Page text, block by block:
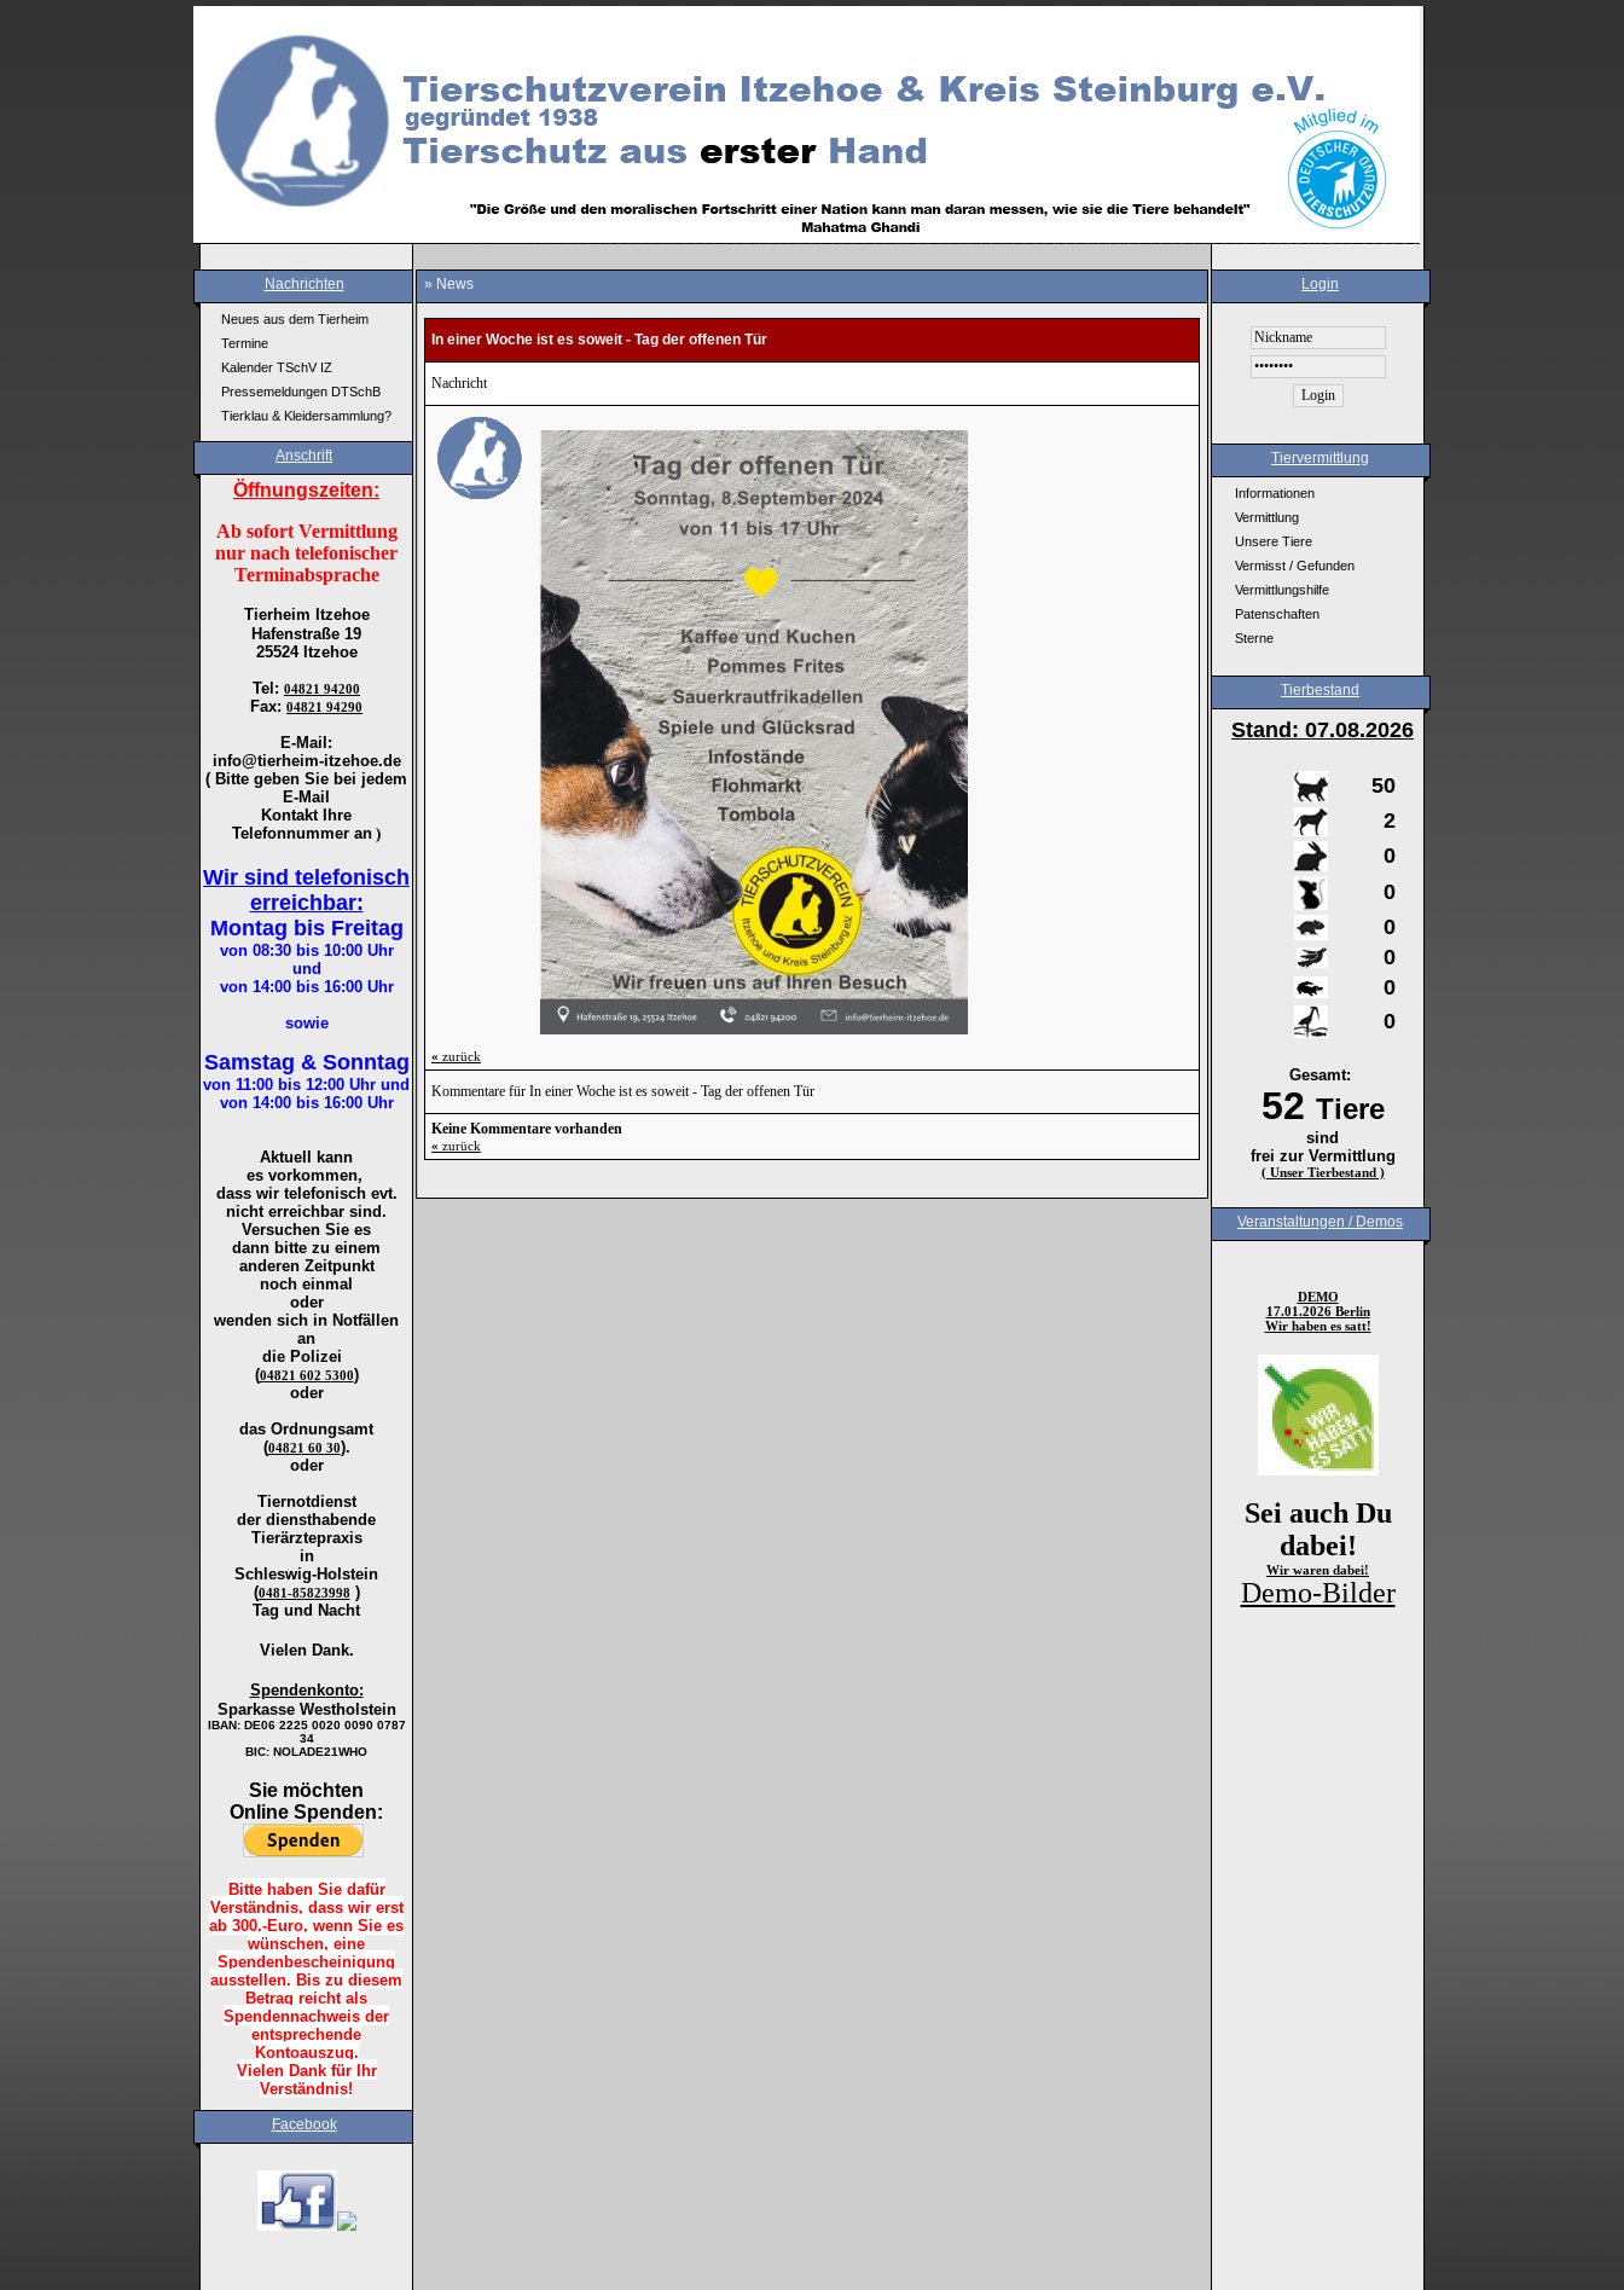
Nachrichten
Neues aus dem Tierheim
Termine
Kalender TSchV IZ
Pressemeldungen DTSchB
Tierklau & Kleidersammlung?
Anschrift
Öffnungszeiten:
Ab sofort Vermittlung
nur nach telefonischer
Terminabsprache
Tierheim Itzehoe
Hafenstraße 19
25524 Itzehoe
Tel : 04821 94200
Fax: 04821 94290
E-Mail:
info@tierheim-itzehoe.de
( Bitte geben Sie bei jedem
E-Mail
Kontakt Ihre
Telefonnummer an )
Wir sind telefonisch
erreichbar:
Montag bis Freitag
von 08:30 bis 10:00Uhr
und
von 14:00 bis 16:00Uhr
sowie
Samstag & Sonntag
von 11:00 bis 12:00 Uhr und
von 14:00 bis 16:00Uhr
Aktuell kann
es vorkommen,
dass wir telefonisch evt.
nicht erreichbar sind.
Versuchen Sie es
dann bitte zu einem
anderen Zeitpunkt
noch einmal
oder
wenden sich in Notfällen
an
die Polizei
(04821 602 5300)
oder
das Ordnungsamt
(04821 60 30).
oder
Tiernotdienst
der diensthabende
Tierärztepraxis
in
Schleswig-Holstein
(0481-85823998 )
Tag und Nacht
Vielen Dank.
Spendenkonto:
Sparkasse Westholstein
IBAN: DE06 2225 0020 0090 0787
34
BIC: NOLADE21WHO
Sie möchten
Online Spenden:
Bitte haben Sie dafür
Verständnis, dass wir erst
ab 300.-Euro, wenn Sie es
wünschen, eine
Spendenbescheinigung
ausstellen. Bis zu diesem
Betrag reicht als
Spendennachweis der
entsprechende
Kontoauszug.
Vielen Dank für Ihr
Verständnis!
Facebook
» News
In einer Woche ist es soweit - Tag der offenen Tür
Nachricht
« zurück
Kommentare für In einer Woche ist es soweit - Tag der offenen Tür
Keine Kommentare vorhanden
« zurück
Login
Tiervermittlung
Informationen
Vermittlung
Unsere Tiere
Vermisst / Gefunden
Vermittlungshilfe
Patenschaften
Sterne
Tierbestand
Stand: 07.08.2026
50
2
0
0
0
0
0
0
Gesamt:
52 Tiere
sind
frei zur Vermittlung
( Unser Tierbestand )
Veranstaltungen / Demos
DEMO
17.01.2026 Berlin
Wir haben es satt!
Sei auch Du
dabei!
Wir waren dabei!
Demo-Bilder